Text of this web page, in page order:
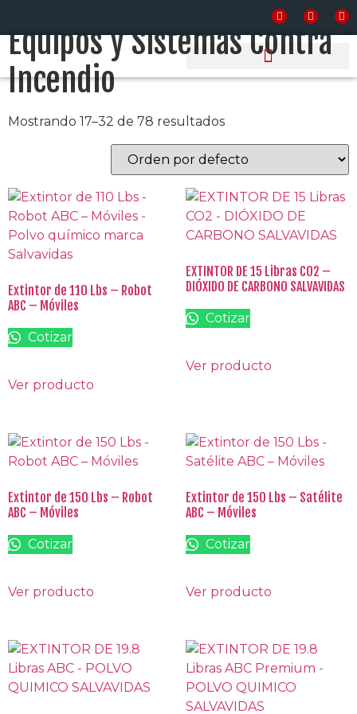
Equipos y Sistemas Contra
Incendio
Mostrando 17–32 de 78 resultados
Extintor de 110 Lbs – Robot
ABC – Móviles
Cotizar
Ver producto
EXTINTOR DE 15 Libras CO2 –
DIÓXIDO DE CARBONO SALVAVIDAS
Cotizar
Ver producto
Extintor de 150 Lbs – Robot
ABC – Móviles
Cotizar
Ver producto
Extintor de 150 Lbs – Satélite
ABC – Móviles
Cotizar
Ver producto